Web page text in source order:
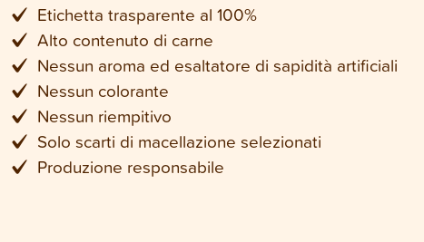
Etichetta trasparente al 100%
Alto contenuto di carne
Nessun aroma ed esaltatore di sapidità artificiali
Nessun colorante
Nessun riempitivo
Solo scarti di macellazione selezionati
Produzione responsabile